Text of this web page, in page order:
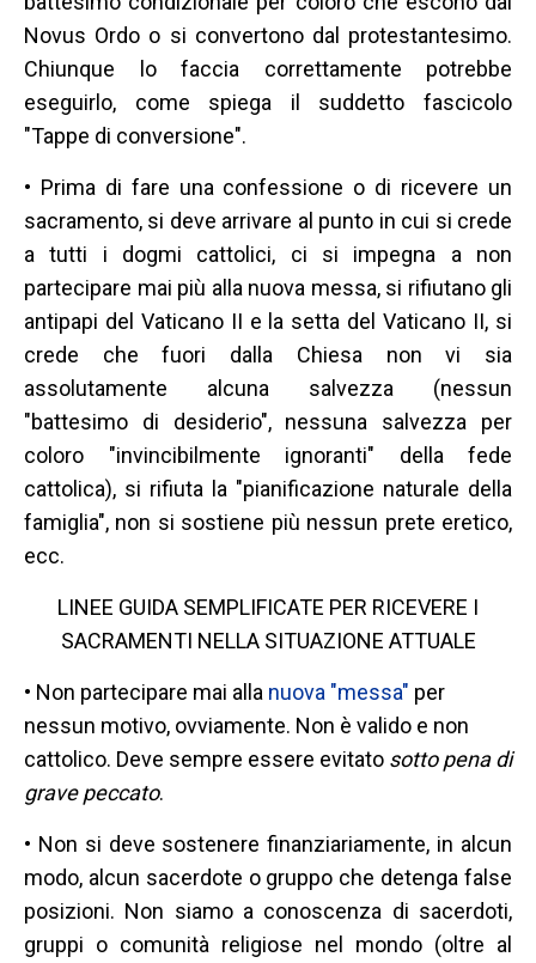
Novus Ordo o si convertono dal protestantesimo.
Chiunque lo faccia correttamente potrebbe
eseguirlo, come spiega il suddetto fascicolo
"Tappe di conversione".
• Prima di fare una confessione o di ricevere un
sacramento, si deve arrivare al punto in cui si crede
a tutti i dogmi cattolici, ci si impegna a non
partecipare mai più alla nuova messa, si rifiutano gli
antipapi del Vaticano II e la setta del Vaticano II, si
crede che fuori dalla Chiesa non vi sia
assolutamente alcuna salvezza (nessun
"battesimo di desiderio", nessuna salvezza per
coloro "invincibilmente ignoranti" della fede
cattolica), si rifiuta la "pianificazione naturale della
famiglia", non si sostiene più nessun prete eretico,
ecc.
LINEE GUIDA SEMPLIFICATE PER RICEVERE I
SACRAMENTI NELLA SITUAZIONE ATTUALE
• Non partecipare mai alla nuova "messa" per
nessun motivo, ovviamente. Non è valido e non
cattolico. Deve sempre essere evitato sotto pena di
grave peccato.
• Non si deve sostenere finanziariamente, in alcun
modo, alcun sacerdote o gruppo che detenga false
posizioni. Non siamo a conoscenza di sacerdoti,
gruppi o comunità religiose nel mondo (oltre al